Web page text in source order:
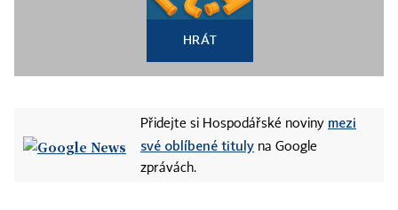
HRÁT
Přidejte si Hospodářské noviny mezi
své oblíbené tituly na Google
zprávách.